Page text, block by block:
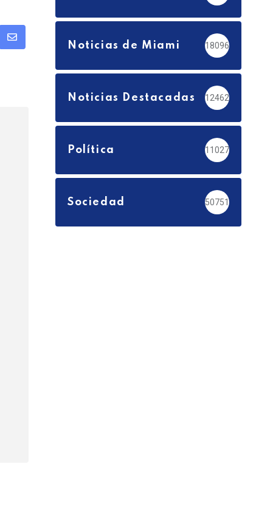
Share
Noticias de Miami 18096
Noticias Destacadas 12462
Política 11027
Sociedad 50751